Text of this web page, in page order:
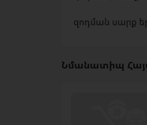
զոդման սարք
Նմանատիպ